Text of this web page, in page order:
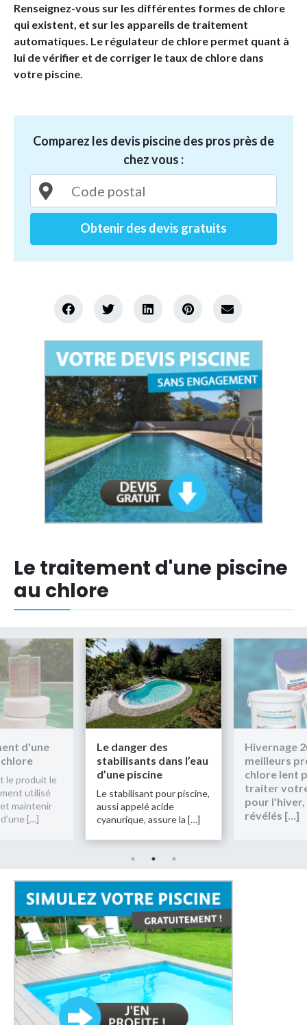
Renseignez-vous sur les différentes formes de chlore
qui existent, et sur les appareils de traitement
automatiques. Le régulateur de chlore permet quant à
lui de vérifier et de corriger le taux de chlore dans
votre piscine.
Comparez les devis piscine des pros près de
chez vous :
Obtenir des devis gratuits
Le traitement d'une piscine
au chlore
d'une
le produit le
utilisé
maintenir
[…]
Le danger des
stabilisants dans l’eau
d’une piscine
Le stabilisant pour piscine,
aussi appelé acide
cyanurique, assure la […]
Hivernage
meilleurs
chlore lent
traiter
pour l'hiver,
révélés […]